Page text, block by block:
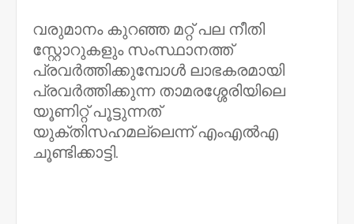
വരുമാനം കുറഞ്ഞ മറ്റ് പല നീതി
സ്റ്റോറുകളും സംസ്ഥാനത്ത്
പ്രവർത്തിക്കുമ്പോൾ ലാഭകരമായി
പ്രവർത്തിക്കുന്ന താമരശ്ശേരിയിലെ
യൂണിറ്റ് പൂട്ടുന്നത്
യുക്തിസഹമല്ലെന്ന് എംഎൽഎ
ചൂണ്ടിക്കാട്ടി.